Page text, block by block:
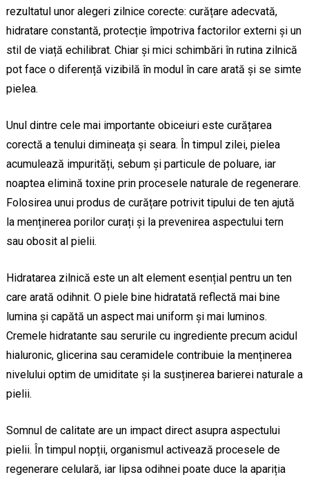
rezultatul unor alegeri zilnice corecte: curățare adecvată,
hidratare constantă, protecție împotriva factorilor externi și un
stil de viață echilibrat. Chiar și mici schimbări în rutina zilnică
pot face o diferență vizibilă în modul în care arată și se simte
pielea.
Unul dintre cele mai importante obiceiuri este curățarea
corectă a tenului dimineața și seara. În timpul zilei, pielea
acumulează impurități, sebum și particule de poluare, iar
noaptea elimină toxine prin procesele naturale de regenerare.
Folosirea unui produs de curățare potrivit tipului de ten ajută
la menținerea porilor curați și la prevenirea aspectului tern
sau obosit al pielii.
Hidratarea zilnică este un alt element esențial pentru un ten
care arată odihnit. O piele bine hidratată reflectă mai bine
lumina și capătă un aspect mai uniform și mai luminos.
Cremele hidratante sau serurile cu ingrediente precum acidul
hialuronic, glicerina sau ceramidele contribuie la menținerea
nivelului optim de umiditate și la susținerea barierei naturale a
pielii.
Somnul de calitate are un impact direct asupra aspectului
pielii. În timpul nopții, organismul activează procesele de
regenerare celulară, iar lipsa odihnei poate duce la apariția